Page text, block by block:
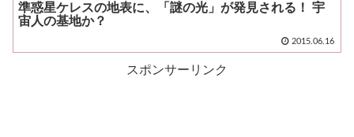
準惑星ケレスの地表に、「謎の光」が発見される！ 宇
宙人の基地か？
2015.06.16
スポンサーリンク